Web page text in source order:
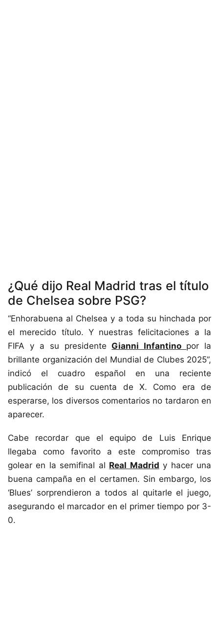
¿Qué dijo Real Madrid tras el título
de Chelsea sobre PSG?
“Enhorabuena al Chelsea y a toda su hinchada por
el merecido título. Y nuestras felicitaciones a la
FIFA y a su presidente Gianni Infantino por la
brillante organización del Mundial de Clubes 2025”,
indicó el cuadro español en una reciente
publicación de su cuenta de X. Como era de
esperarse, los diversos comentarios no tardaron en
aparecer.
Cabe recordar que el equipo de Luis Enrique
llegaba como favorito a este compromiso tras
golear en la semifinal al Real Madrid y hacer una
buena campaña en el certamen. Sin embargo, los
‘Blues’ sorprendieron a todos al quitarle el juego,
asegurando el marcador en el primer tiempo por 3-
0.